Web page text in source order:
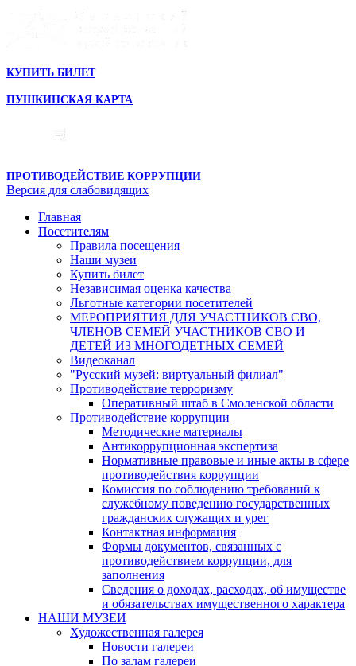
КУПИТЬ БИЛЕТ
ПУШКИНСКАЯ КАРТА
ПРОТИВОДЕЙСТВИЕ КОРРУПЦИИ
Версия для слабовидящих
Главная
Посетителям
Правила посещения
Наши музеи
Купить билет
Независимая оценка качества
Льготные категории посетителей
МЕРОПРИЯТИЯ ДЛЯ УЧАСТНИКОВ СВО,
ЧЛЕНОВ СЕМЕЙ УЧАСТНИКОВ СВО И
ДЕТЕЙ ИЗ МНОГОДЕТНЫХ СЕМЕЙ
Видеоканал
"Русский музей: виртуальный филиал"
Противодействие терроризму
Оперативный штаб в Смоленской области
Противодействие коррупции
Методические материалы
Антикоррупционная экспертиза
Нормативные правовые и иные акты в сфере
противодействия коррупции
Комиссия по соблюдению требований к
служебному поведению государственных
гражданских служащих и урег
Контактная информация
Формы документов, связанных с
противодействием коррупции, для
заполнения
Сведения о доходах, расходах, об имуществе
и обязательствах имущественного характера
НАШИ МУЗЕИ
Художественная галерея
Новости галереи
По залам галереи